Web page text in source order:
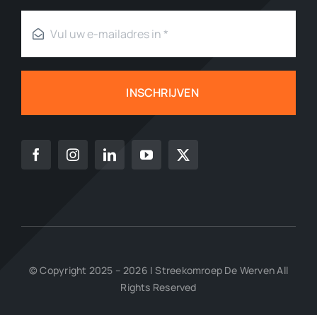
INSCHRIJVEN
© Copyright 2025 – 2026 | Streekomroep De Werven All
Rights Reserved